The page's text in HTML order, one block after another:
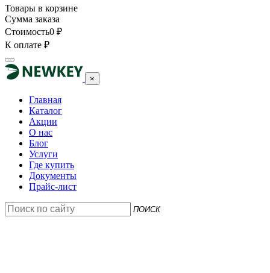
Товары в корзине
Сумма заказа
Стоимость0 ₽
К оплате ₽
×
Главная
Каталог
Акции
О нас
Блог
Услуги
Где купить
Документы
Прайс-лист
ПОИСК